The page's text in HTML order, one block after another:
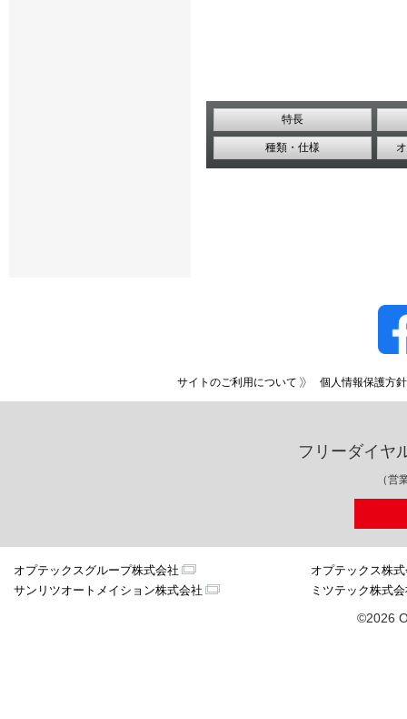
特長
種類・仕様
サイトのご利用について 個人情報保護方針
フリーダイヤ
（営
オプテックスグループ株式会社
オプテックス株
サンリツオートメイション株式会社
ミツテック株式
©2026